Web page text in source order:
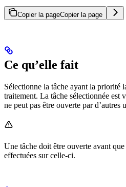
Copier la pageCopier la page
Ce qu’elle fait
Sélectionne la tâche ayant la priorité
traitement. La tâche sélectionnée est
ne peut pas être ouverte par d’autres
Une tâche doit être ouverte avant
effectuées sur celle-ci.